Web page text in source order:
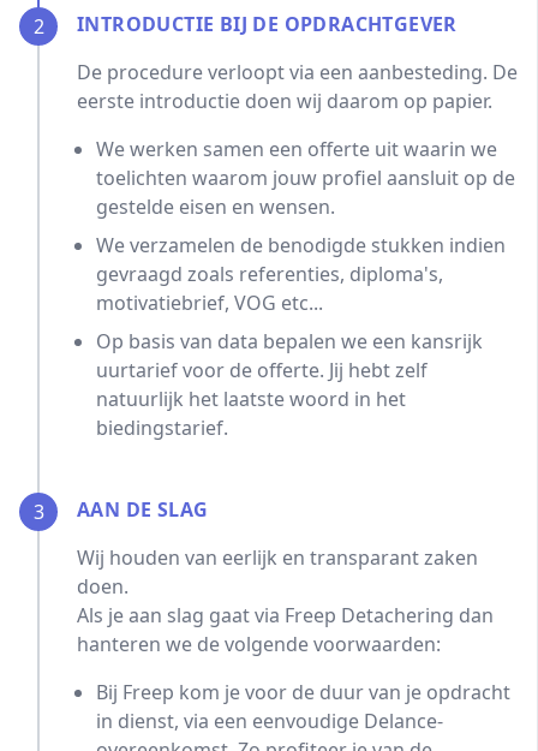
2
INTRODUCTIE BIJ DE OPDRACHTGEVER
De procedure verloopt via een aanbesteding. De
eerste introductie doen wij daarom op papier.
We werken samen een offerte uit waarin we
toelichten waarom jouw profiel aansluit op de
gestelde eisen en wensen.
We verzamelen de benodigde stukken indien
gevraagd zoals referenties, diploma's,
motivatiebrief, VOG etc...
Op basis van data bepalen we een kansrijk
uurtarief voor de offerte. Jij hebt zelf
natuurlijk het laatste woord in het
biedingstarief.
3
AAN DE SLAG
Wij houden van eerlijk en transparant zaken
doen.
Als je aan slag gaat via Freep Detachering dan
hanteren we de volgende voorwaarden:
Bij Freep kom je voor de duur van je opdracht
in dienst, via een eenvoudige Delance-